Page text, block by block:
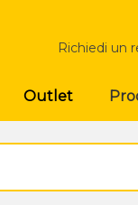
Richiedi un
Outlet